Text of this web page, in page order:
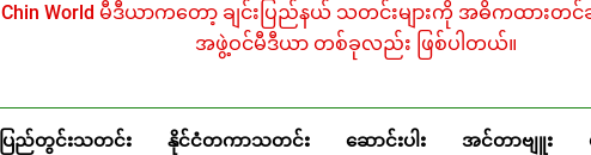
Chin World မီဒီယာကတော့ ချင်းပြည်နယ် သတင်းများကို အဓိကထားတင်ဆ
အဖွဲ့ဝင်မီဒီယာ တစ်ခုလည်း ဖြစ်ပါတယ်။
ပြည်တွင်းသတင်း နိုင်ငံတကာသတင်း ဆောင်းပါး အင်တာဗျူး